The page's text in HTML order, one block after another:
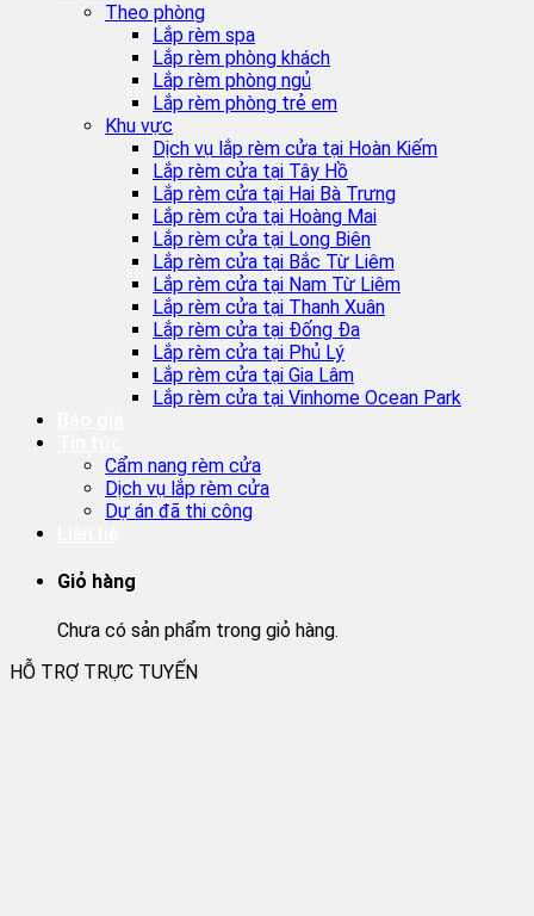
Theo phòng
Lắp rèm spa
Lắp rèm phòng khách
Lắp rèm phòng ngủ
Lắp rèm phòng trẻ em
Khu vực
Dịch vụ lắp rèm cửa tại Hoàn Kiếm
Lắp rèm cửa tại Tây Hồ
Lắp rèm cửa tại Hai Bà Trưng
Lắp rèm cửa tại Hoàng Mai
Lắp rèm cửa tại Long Biên
Lắp rèm cửa tại Bắc Từ Liêm
Lắp rèm cửa tại Nam Từ Liêm
Lắp rèm cửa tại Thanh Xuân
Lắp rèm cửa tại Đống Đa
Lắp rèm cửa tại Phủ Lý
Lắp rèm cửa tại Gia Lâm
Lắp rèm cửa tại Vinhome Ocean Park
Cẩm nang rèm cửa
Dịch vụ lắp rèm cửa
Dự án đã thi công
Giỏ hàng
Chưa có sản phẩm trong giỏ hàng.
HỖ TRỢ TRỰC TUYẾN